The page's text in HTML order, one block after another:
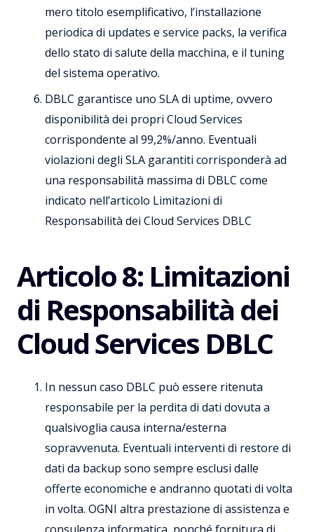
mero titolo esemplificativo, l’installazione
periodica di updates e service packs, la verifica
dello stato di salute della macchina, e il tuning
del sistema operativo.
DBLC garantisce uno SLA di uptime, ovvero
disponibilità dei propri Cloud Services
corrispondente al 99,2%/anno. Eventuali
violazioni degli SLA garantiti corrisponderà ad
una responsabilità massima di DBLC come
indicato nell’articolo Limitazioni di
Responsabilità dei Cloud Services DBLC
Articolo 8: Limitazioni
di Responsabilità dei
Cloud Services DBLC
In nessun caso DBLC può essere ritenuta
responsabile per la perdita di dati dovuta a
qualsivoglia causa interna/esterna
sopravvenuta. Eventuali interventi di restore di
dati da backup sono sempre esclusi dalle
offerte economiche e andranno quotati di volta
in volta. OGNI altra prestazione di assistenza e